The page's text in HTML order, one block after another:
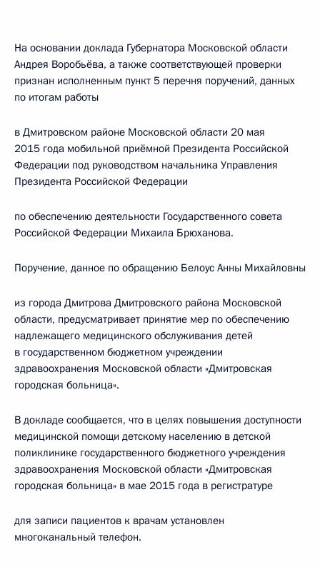
На основании доклада Губернатора Московской области
Андрея Воробьёва, а также соответствующей проверки
признан исполненным пункт 5 перечня поручений, данных
по итогам работы
в Дмитровском районе Московской области 20 мая
2015 года мобильной приёмной Президента Российской
Федерации под руководством начальника Управления
Президента Российской Федерации
по обеспечению деятельности Государственного совета
Российской Федерации Михаила Брюханова.
Поручение, данное по обращению Белоус Анны Михайловны
из города Дмитрова Дмитровского района Московской
области, предусматривает принятие мер по обеспечению
надлежащего медицинского обслуживания детей
в государственном бюджетном учреждении
здравоохранения Московской области «Дмитровская
городская больница».
В докладе сообщается, что в целях повышения доступности
медицинской помощи детскому населению в детской
поликлинике государственного бюджетного учреждения
здравоохранения Московской области «Дмитровская
городская больница» в мае 2015 года в регистратуре
для записи пациентов к врачам установлен
многоканальный телефон.